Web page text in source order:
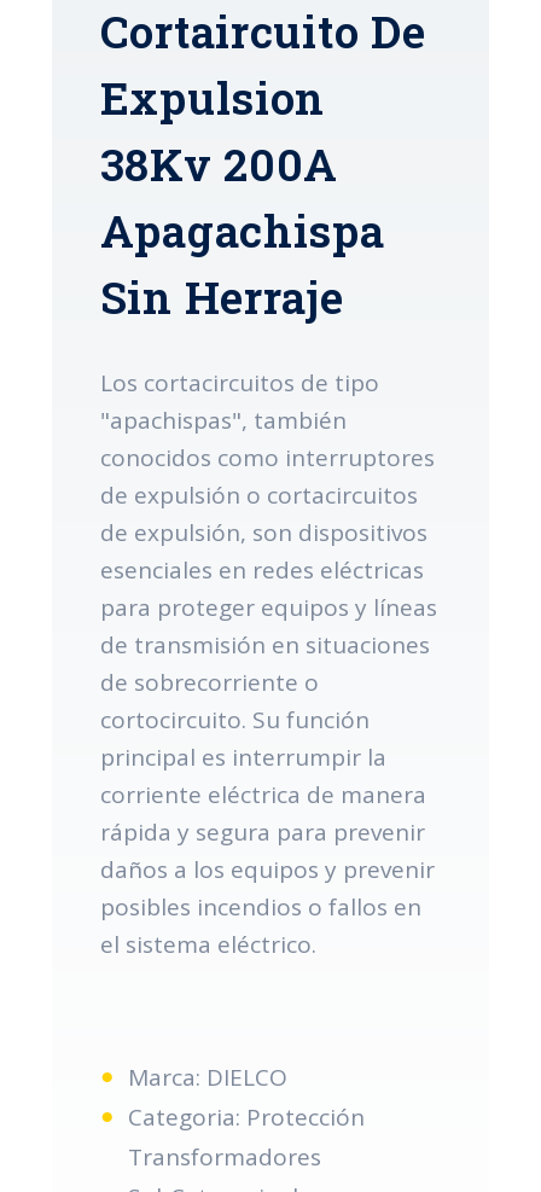
Cortaircuito De
Expulsion
38Kv 200A
Apagachispa
Sin Herraje
Los cortacircuitos de tipo
"apachispas", también
conocidos como interruptores
de expulsión o cortacircuitos
de expulsión, son dispositivos
esenciales en redes eléctricas
para proteger equipos y líneas
de transmisión en situaciones
de sobrecorriente o
cortocircuito. Su función
principal es interrumpir la
corriente eléctrica de manera
rápida y segura para prevenir
daños a los equipos y prevenir
posibles incendios o fallos en
el sistema eléctrico.
Marca: DIELCO
Categoria: Protección
Transformadores